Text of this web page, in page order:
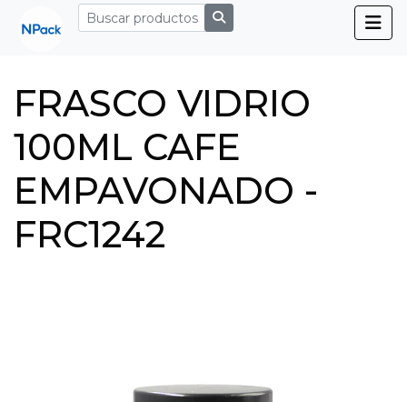
FRASCO VIDRIO
100ML CAFE
EMPAVONADO -
FRC1242